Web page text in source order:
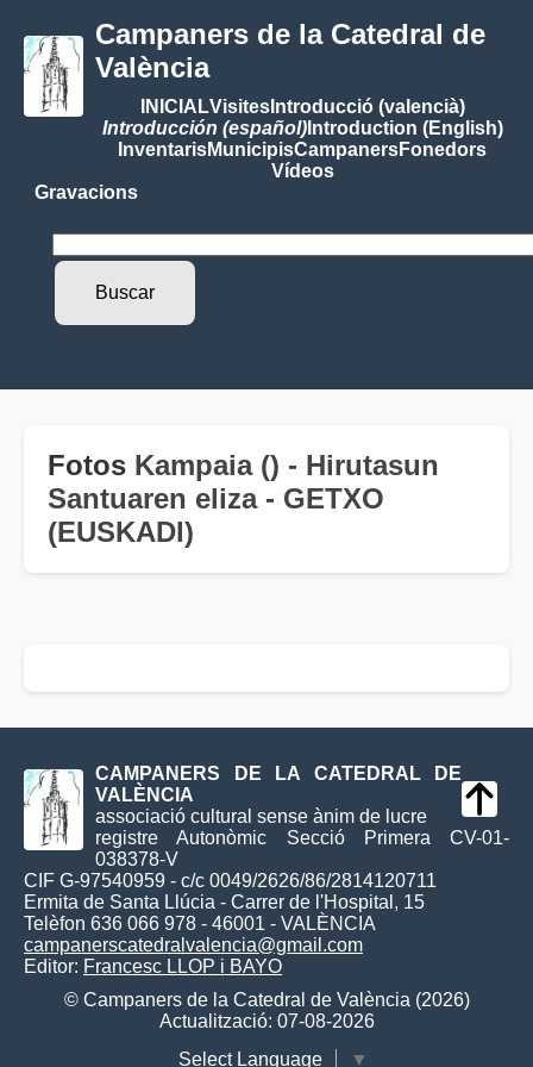
Campaners de la Catedral de
València
INICIALVisitesIntroducció (valencià)
Introducción (español)Introduction (English)
InventarisMunicipisCampanersFonedors
Vídeos
Gravacions
Fotos Kampaia () - Hirutasun
Santuaren eliza - GETXO
(EUSKADI)
CAMPANERS DE LA CATEDRAL DE
VALÈNCIA
associació cultural sense ànim de lucre
registre Autonòmic Secció Primera CV-01-
038378-V
CIF G-97540959 - c/c 0049/2626/86/2814120711
Ermita de Santa Llúcia - Carrer de l'Hospital, 15
Telèfon 636 066 978 - 46001 - VALÈNCIA
campanerscatedralvalencia@gmail.com
Editor: Francesc LLOP i BAYO
© Campaners de la Catedral de València (2026)
Actualització: 07-08-2026
Select Language
▼